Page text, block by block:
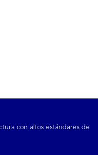
con altos estándares de